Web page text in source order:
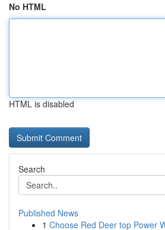
No HTML
HTML is disabled
Search
Published News
1 Choose Red Deer top Power